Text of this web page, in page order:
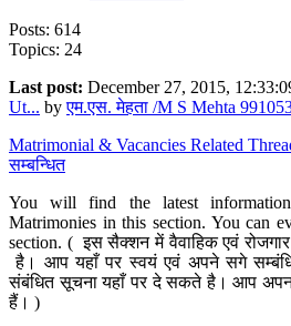
Posts: 614
Topics: 24
Last post: December 27, 2015,
Ut... byएम.एस. मेहता /M S Mehta
Matrimonial & Vacancies Related
सम्बन्धित
You will find the latest
Matrimonies in this section. You can
section. ( इस सैक्शन में वैवाहिक एवं
है। आप यहाँ पर स्वयं एवं अपने सगे
संबंधित सूचना यहाँ पर दे सकते है। आप
हैं। )